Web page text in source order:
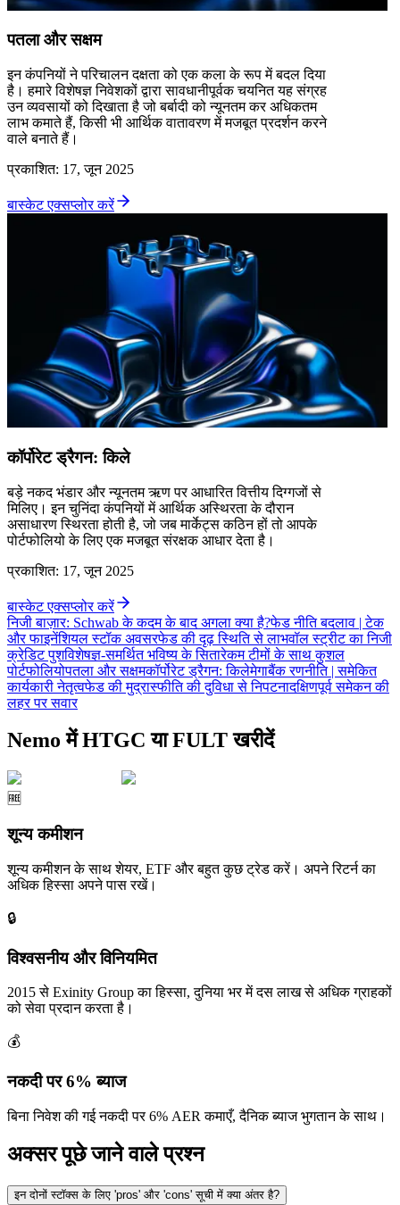
पतला और सक्षम
इन कंपनियों ने परिचालन दक्षता को एक कला के रूप में बदल दिया
है। हमारे विशेषज्ञ निवेशकों द्वारा सावधानीपूर्वक चयनित यह संग्रह
उन व्यवसायों को दिखाता है जो बर्बादी को न्यूनतम कर अधिकतम
लाभ कमाते हैं, किसी भी आर्थिक वातावरण में मजबूत प्रदर्शन करने
वाले बनाते हैं।
प्रकाशित: 17, जून 2025
बास्केट एक्सप्लोर करें
कॉर्पोरेट ड्रैगन: किले
बड़े नकद भंडार और न्यूनतम ऋण पर आधारित वित्तीय दिग्गजों से
मिलिए। इन चुनिंदा कंपनियों में आर्थिक अस्थिरता के दौरान
असाधारण स्थिरता होती है, जो जब मार्केट्स कठिन हों तो आपके
पोर्टफोलियो के लिए एक मजबूत संरक्षक आधार देता है।
प्रकाशित: 17, जून 2025
बास्केट एक्सप्लोर करें
निजी बाज़ार: Schwab के कदम के बाद अगला क्या है?फेड नीति बदलाव | टेक
और फाइनेंशियल स्टॉक अवसरफेड की दृढ़ स्थिति से लाभवॉल स्ट्रीट का निजी
क्रेडिट पुशविशेषज्ञ-समर्थित भविष्य के सितारेकम टीमों के साथ कुशल
पोर्टफोलियोपतला और सक्षमकॉर्पोरेट ड्रैगन: किलेमेगाबैंक रणनीति | समेकित
कार्यकारी नेतृत्वफेड की मुद्रास्फीति की दुविधा से निपटनादक्षिणपूर्व समेकन की
लहर पर सवार
Nemo में HTGC या FULT खरीदें
🆓
शून्य कमीशन
शून्य कमीशन के साथ शेयर, ETF और बहुत कुछ ट्रेड करें। अपने रिटर्न का
अधिक हिस्सा अपने पास रखें।
🔒
विश्वसनीय और विनियमित
2015 से Exinity Group का हिस्सा, दुनिया भर में दस लाख से अधिक ग्राहकों
को सेवा प्रदान करता है।
💰
नकदी पर 6% ब्याज
बिना निवेश की गई नकदी पर 6% AER कमाएँ, दैनिक ब्याज भुगतान के साथ।
अक्सर पूछे जाने वाले प्रश्न
इन दोनों स्टॉक्स के लिए 'pros' और 'cons' सूची में क्या अंतर है?